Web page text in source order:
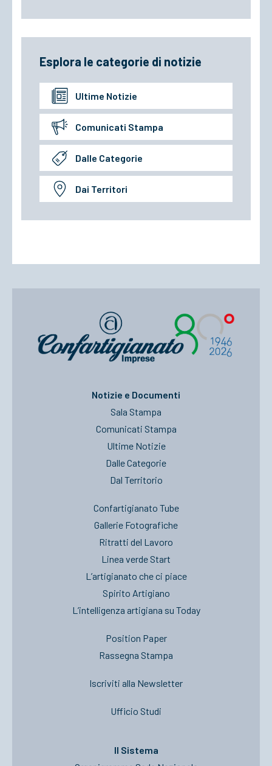
Esplora le categorie di notizie
Ultime Notizie
Comunicati Stampa
Dalle Categorie
Dai Territori
Notizie e Documenti
Sala Stampa
Comunicati Stampa
Ultime Notizie
Dalle Categorie
Dal Territorio
Confartigianato Tube
Gallerie Fotografiche
Ritratti del Lavoro
Linea verde Start
L’artigianato che ci piace
Spirito Artigiano
L’intelligenza artigiana su Today
Position Paper
Rassegna Stampa
Iscriviti alla Newsletter
Ufficio Studi
Il Sistema